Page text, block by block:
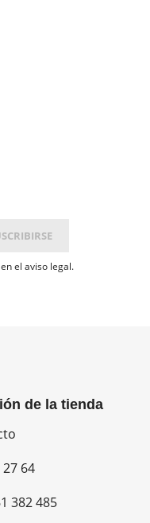
el aviso legal.
de la tienda
64
382 485